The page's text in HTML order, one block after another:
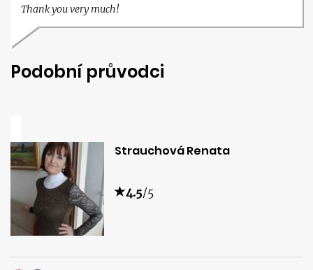
Thank you very much!
Podobní průvodci
Strauchová Renata
4.5/5